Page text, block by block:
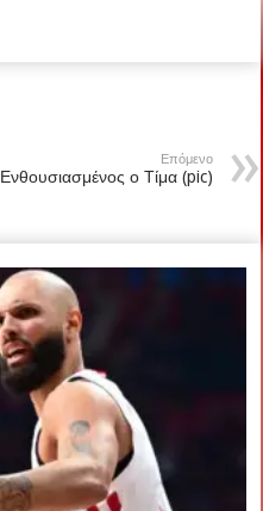
Επόμενο
Ενθουσιασμένος ο Τίμα (pic)